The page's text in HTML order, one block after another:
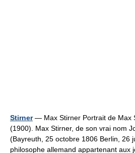
Stirner— Max Stirner Portrait de Max
(1900). Max Stirner, de son vrai nom
(Bayreuth, 25 octobre 1806 Berlin, 26
philosophe allemand appartenant aux